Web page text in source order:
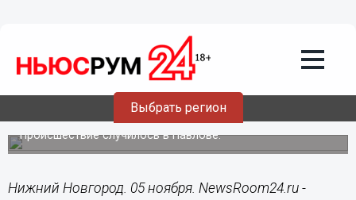
Выбрать регион
В Нижегородской области 34-летняя
рецидивистка обокрала соседей
Происшествие случилось в Павлове.
Нижний Новгород. 05 ноября. NewsRoom24.ru -